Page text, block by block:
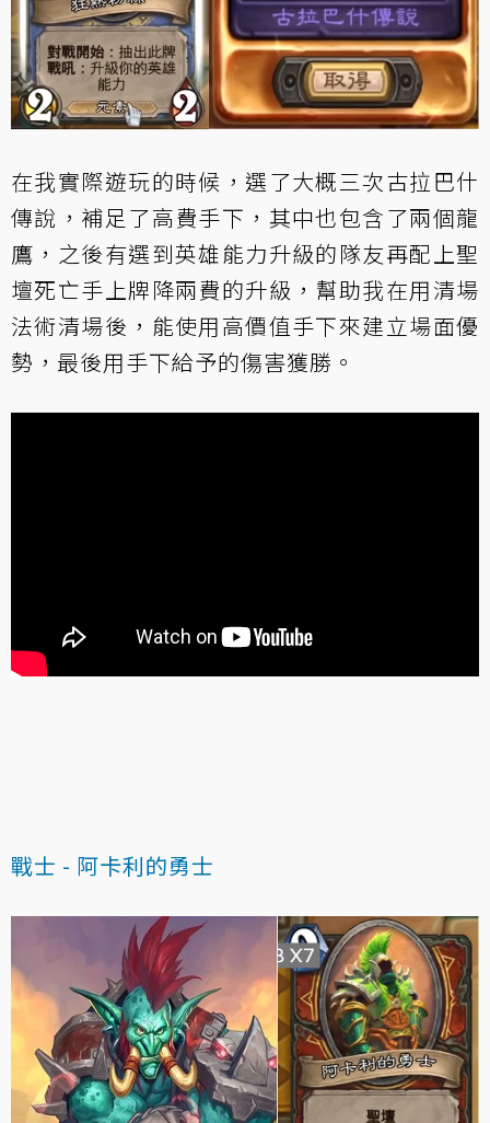
在我實際遊玩的時候，選了大概三次古拉巴什
傳說，補足了高費手下，其中也包含了兩個龍
鷹，之後有選到英雄能力升級的隊友再配上聖
壇死亡手上牌降兩費的升級，幫助我在用清場
法術清場後，能使用高價值手下來建立場面優
勢，最後用手下給予的傷害獲勝。
戰士 - 阿卡利的勇士